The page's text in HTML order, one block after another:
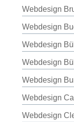
Webdesign
Webdesign
Webdesign
Webdesign
Webdesign
Webdesign
Webdesign